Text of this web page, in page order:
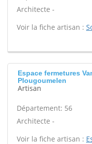
Architecte -
Voir la fiche artisan :
Espace fermetures
Plougoumelen
Artisan
Département: 56
Architecte -
Voir la fiche artisan :